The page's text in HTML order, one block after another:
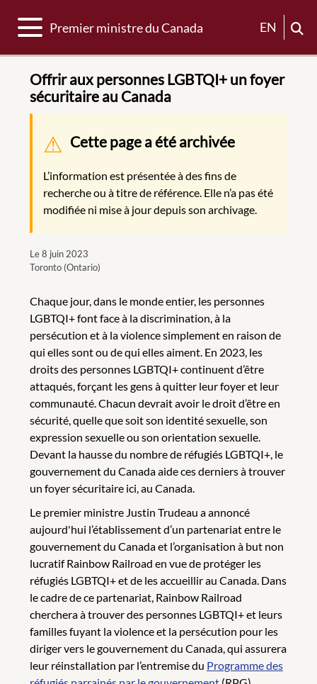
Basculer la navigation
Premier ministre du Canada EN
Offrir aux personnes LGBTQI+ un foyer
sécuritaire au Canada
Message d'avertissement
Cette page a été archivée
L’information est présentée à des fins de
recherche ou à titre de référence. Elle n’a pas été
modifiée ni mise à jour depuis son archivage.
Le 8 juin 2023
Toronto (Ontario)
Chaque jour, dans le monde entier, les personnes
LGBTQI+ font face à la discrimination, à la
persécution et à la violence simplement en raison de
qui elles sont ou de qui elles aiment. En 2023, les
droits des personnes LGBTQI+ continuent d’être
attaqués, forçant les gens à quitter leur foyer et leur
communauté. Chacun devrait avoir le droit d’être en
sécurité, quelle que soit son identité sexuelle, son
expression sexuelle ou son orientation sexuelle.
Devant la hausse du nombre de réfugiés LGBTQI+, le
gouvernement du Canada aide ces derniers à trouver
un foyer sécuritaire ici, au Canada.
Le premier ministre Justin Trudeau a annoncé
aujourd'hui l’établissement d’un partenariat entre le
gouvernement du Canada et l’organisation à but non
lucratif Rainbow Railroad en vue de protéger les
réfugiés LGBTQI+ et de les accueillir au Canada. Dans
le cadre de ce partenariat, Rainbow Railroad
cherchera à trouver des personnes LGBTQI+ et leurs
familles fuyant la violence et la persécution pour les
diriger vers le gouvernement du Canada, qui assurera
leur réinstallation par l’entremise du Programme des